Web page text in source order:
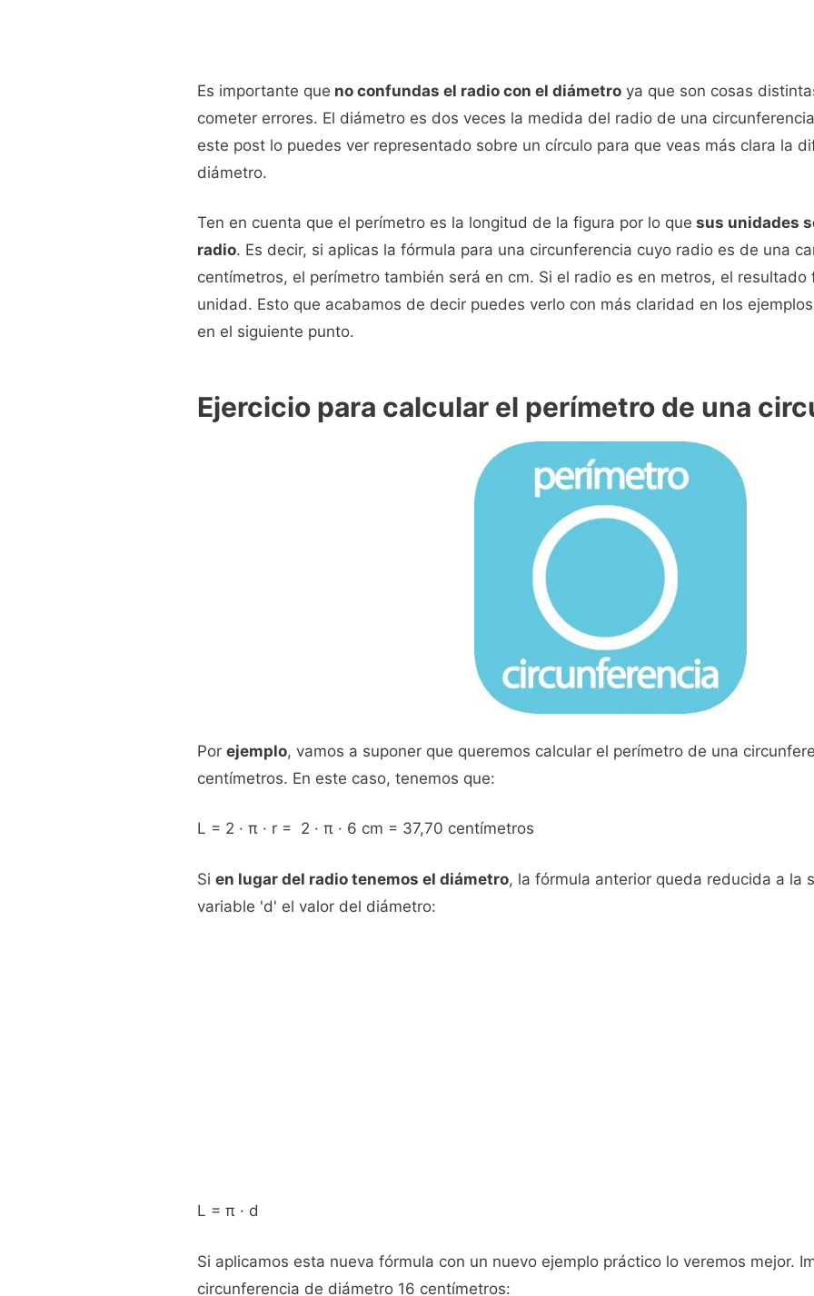
Es importante que no confundas el radio con el diámetro ya que son cosas
cometer errores. El diámetro es dos veces la medida del radio de una
este post lo puedes ver representado sobre un círculo para que veas más clara la
diámetro.
Ten en cuenta que el perímetro es la longitud de la figura por lo que sus unidades
radio. Es decir, si aplicas la fórmula para una circunferencia cuyo radio es de una
centímetros, el perímetro también será en cm. Si el radio es en metros, el
unidad. Esto que acabamos de decir puedes verlo con más claridad en los
en el siguiente punto.
Ejercicio para calcular el perímetro de una
Por ejemplo, vamos a suponer que queremos calcular el perímetro de una
centímetros. En este caso, tenemos que:
L = 2 · π · r = 2 · π · 6 cm = 37,70 centímetros
Si en lugar del radio tenemos el diámetro, la fórmula anterior queda reducida a la
variable 'd' el valor del diámetro:
L = π · d
Si aplicamos esta nueva fórmula con un nuevo ejemplo práctico lo veremos mejor.
circunferencia de diámetro 16 centímetros: